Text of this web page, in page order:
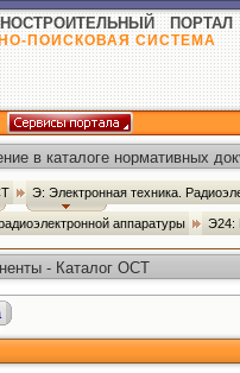
ПОРТАЛ
ПОИСКОВАЯ СИСТЕМА
в каталоге нормативных
Э: Электронная техника.
аппаратуры Э24:
- Каталог ОСТ